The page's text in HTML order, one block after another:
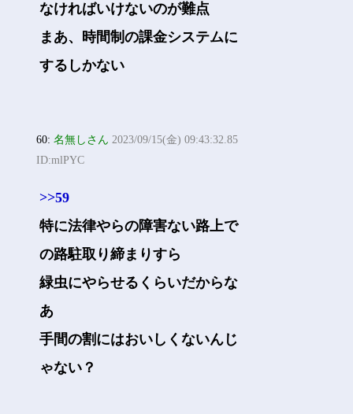
なければいけないのが難点
まあ、時間制の課金システムに
するしかない
60:名無しさん 2023/09/15(金) 09:43:32.85
ID:mlPYC
>>59
特に法律やらの障害ない路上で
の路駐取り締まりすら
緑虫にやらせるくらいだからな
あ
手間の割にはおいしくないんじ
ゃない？